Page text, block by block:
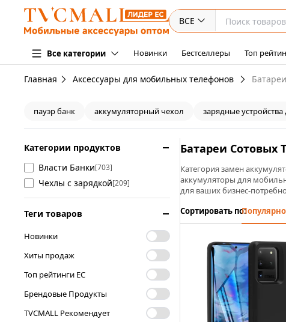
ВСЕ
Все категории Новинки Бестселлеры Топ
Главная Аксессуары для мобильных телефонов
пауэр банк аккумуляторный чехол зарядные
Категории продуктов
Власти Банки[703]
Чехлы с зарядкой[209]
Теги товаров
Новинки
Хиты продаж
Топ рейтинги ЕС
Брендовые Продукты
TVCMALL Рекомендует
Батареи Сотовых
Категория замен
аккумуляторы для
для ваших бизнес-
Сортировать по: